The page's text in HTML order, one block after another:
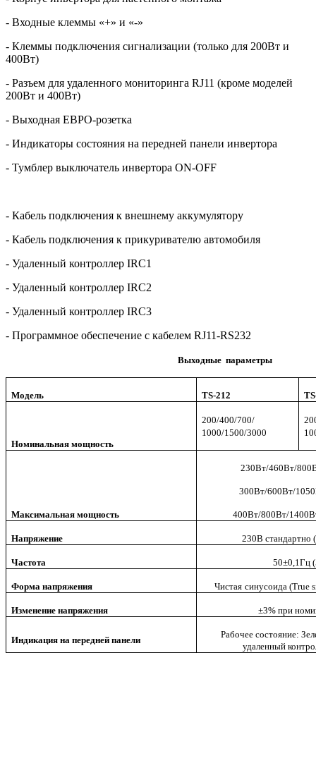
- Входные клеммы «+» и «-»
- Клеммы подключения сигнализации (только для 200Вт и
400Вт)
- Разъем для удаленного мониторинга RJ11 (кроме моделей
200Вт и 400Вт)
- Выходная ЕВРО-розетка
- Индикаторы состояния на передней панели инвертора
- Тумблер выключатель инвертора ON-OFF
- Кабель подключения к внешнему аккумулятору
- Кабель подключения к прикуривателю автомобиля
- Удаленный контроллер IRC1
- Удаленный контроллер IRC2
- Удаленный контроллер IRC3
- Программное обеспечение с кабелем RJ11-RS232
Выходные параметры
Модель TS-212
Номинальная мощность
200/400/700/
1000/1500/3000
Максимальная мощность
230Вт/460Вт/
300Вт/600Вт/
400Вт/800Вт/
Напряжение 230В стандартно
Частота 50±0,1Гц
Форма напряжения Чистая синусоида (True
Изменение напряжения ±3% при
Индикация на передней панели
Рабочее состояние:
удаленный